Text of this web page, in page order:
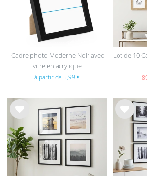
Cadre photo Moderne Noir avec
vitre en acrylique
à partir de 5,99 €
Lot de 10
List
e de
sou
hait
s
List
hait
s